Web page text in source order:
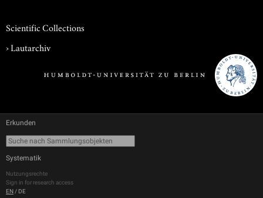
Scientific Collections
›Lautarchiv
Erkunden
Systematik
Nutzungsrechte
Sign in for research access
EN / DE